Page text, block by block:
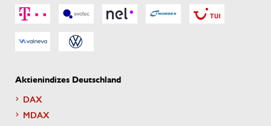
Aktienindizes Deutschland
DAX
MDAX